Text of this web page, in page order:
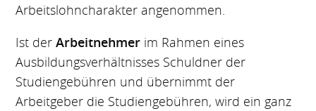
Arbeitslohncharakter angenommen.
Ist derArbeitnehmer im Rahmen eines
Ausbildungsverhältnisses Schuldner der
Studiengebühren und übernimmt der
Arbeitgeber die Studiengebühren, wird ein ganz